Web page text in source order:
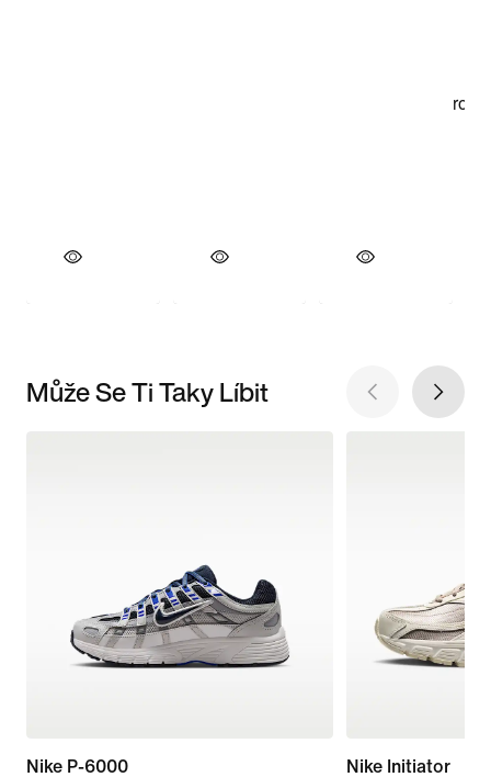
Může Se Ti Taky Líbit
Nike P-6000
Nike Initiator